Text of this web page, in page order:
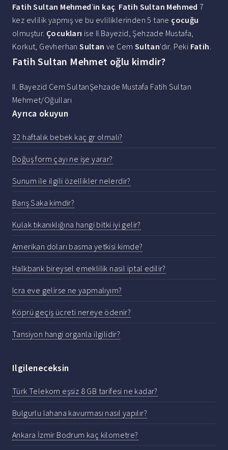
Fatih Sultan Mehmed'in kaç. Fatih Sultan Mehmed 7
kez evlilik yapmış ve bu evliliklerinden 5 tane çocuğu
olmuştur. Çocukları ise II.Bayezid, Şehzade Mustafa,
Korkut, GevherhanSultan ve Cem Sultan'dır. Peki Fatih.
Fatih Sultan Mehmet oğlu kimdir?
II. Bayezid Cem SultanŞehzade Mustafa Fatih Sultan
Mehmet/Oğulları
Ayrıca okuyun
32 haftalık bebek kaç gr olmalı?
Doğuş form çayı ne işe yarar?
Sunum ile ilgili özellikler nelerdir?
Barış Saka kimdir?
Kulak tıkanıklığına hangi bitki iyi gelir?
Amerikan doları basma yetkisi kimde?
Halkbank bireysel emeklilik nasil iptal edilir?
Icra eve gelirse ne yapmalıyım?
Köprü geçiş ücreti nereye ödenir?
Tansiyon hangi organla ilgilidir?
Ilgileneceksin
Türk Telekom eşsiz 8 GB tarifesi ne kadar?
Bulgurlu lahana kavurması nasıl yapılır?
Ankara İzmir Bodrum kaç kilometre?